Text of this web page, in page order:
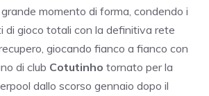
momento di forma, condendo i
di gioco totali con la definitiva rete
giocando fianco a fianco con
di club Cotutinho tornato per la
dallo scorso gennaio dopo il